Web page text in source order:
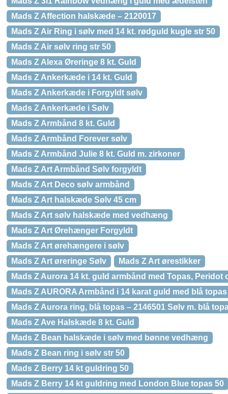
Mads Z Affection halskæde – 2120017
Mads Z Air Ring i sølv med 14 kt. rødguld kugle str 50
Mads Z Air sølv ring str 50
Mads Z Alexa Øreringe 8 kt. Guld
Mads Z Ankerkæde i 14 kt. Guld
Mads Z Ankerkæde i Forgyldt sølv
Mads Z Ankerkæde i Sølv
Mads Z Armbånd 8 kt. Guld
Mads Z Armbånd Forever sølv
Mads Z Armbånd Julie 8 kt. Guld m. zirkoner
Mads Z Art Armbånd Sølv forgyldt
Mads Z Art Deco sølv armbånd
Mads Z Art halskæde Sølv 45 cm
Mads Z Art sølv halskæde med vedhæng
Mads Z Art Ørehænger Forgyldt
Mads Z Art ørehængere i sølv
Mads Z Art øreringe Sølv
Mads Z Art ørestikker
Mads Z Aurora 14 kt. guld armbånd med Topas, Peridot
Mads Z AURORA Armbånd i 14 karat guld med blå topas
Mads Z Aurora ring, blå topas – 2146501 Sølv m. blå
Mads Z Ave Halskæde 8 kt. Guld
Mads Z Bean halskæde i sølv med bønne vedhæng
Mads Z Bean ring i sølv str 50
Mads Z Berry 14 kt guldring 50
Mads Z Berry 14 kt guldring med London Blue topas 50